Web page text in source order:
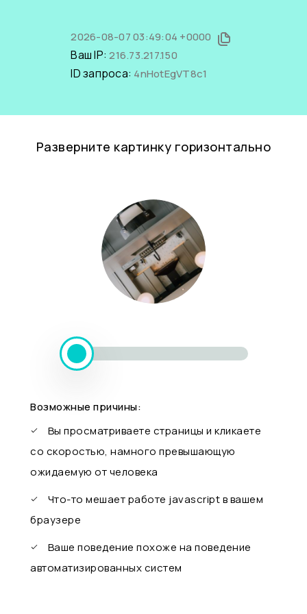
2026-08-07 03:49:04 +0000
Ваш IP:216.73.217.150
ID запроса: 4nHotEgVT8c1
Разверните картинку горизонтально
Возможные причины:
Вы просматриваете страницы и кликаете
со скоростью, намного превышающую
ожидаемую от человека
Что-то мешает работе javascript в вашем
браузере
Ваше поведение похоже на поведение
автоматизированных систем